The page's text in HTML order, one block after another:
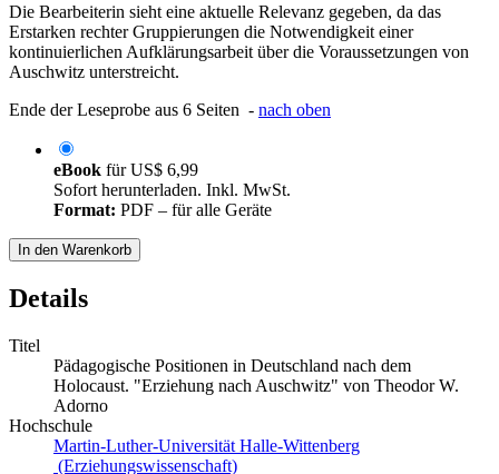
Die Bearbeiterin sieht eine aktuelle Relevanz gegeben, da das
Erstarken rechter Gruppierungen die Notwendigkeit einer
kontinuierlichen Aufklärungsarbeit über die Voraussetzungen von
Auschwitz unterstreicht.
Ende der Leseprobe aus 6 Seiten - nach oben
eBook fürUS$ 6,99
Sofort herunterladen. Inkl. MwSt.
Format: PDF – für alle Geräte
In den Warenkorb
Details
Titel
Pädagogische Positionen in Deutschland nach dem
Holocaust. "Erziehung nach Auschwitz" von Theodor W.
Adorno
Hochschule
Martin-Luther-Universität Halle-Wittenberg
(Erziehungswissenschaft)